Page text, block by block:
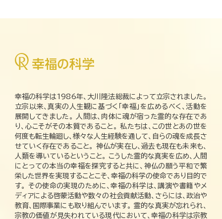
幸福の科学は1986年、大川隆法総裁によって立宗されました。
立宗以来、真実の人生観に基づく「幸福」を広めるべく、活動を
展開してきました。 人間は、肉体に魂が宿った霊的な存在であ
り、心こそがその本質であること。 私たちは、この世とあの世を
何度も転生輪廻し、様々な人生経験を通して、自らの魂を成長さ
せていく存在であること。 神仏が実在し、過去も現在も未来も、
人類を導いているということ。 こうした霊的な真実を広め、人間
にとっての本当の幸福を探究すると共に、神仏の願う平和で繁
栄した世界を実現することこそ、幸福の科学の使命であり目的で
す。 その使命の実現のために、幸福の科学は、講演や書籍やメ
ディアによる啓蒙活動や数々の社会貢献活動、さらには、政治や
教育、国際事業にも取り組んでいます。 霊的な真実が忘れられ、
宗教の価値が見失われている現代において、幸福の科学は宗教